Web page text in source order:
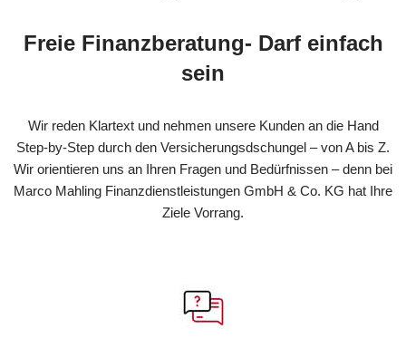
Freie Finanzberatung- Darf einfach
sein
Wir reden Klartext und nehmen unsere Kunden an die Hand
Step-by-Step durch den Versicherungsdschungel – von A bis Z.
Wir orientieren uns an Ihren Fragen und Bedürfnissen – denn bei
Marco Mahling Finanzdienstleistungen GmbH & Co. KG hat Ihre
Ziele Vorrang.